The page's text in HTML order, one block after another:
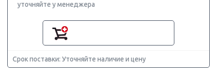
уточняйте у менеджера
Срок поставки: Уточняйте наличие и цену